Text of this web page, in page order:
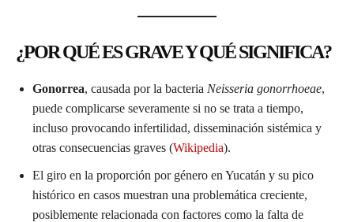
¿POR QUÉ ES GRAVE Y QUÉ SIGNIFICA?
Gonorrea, causada por la bacteria Neisseria gonorrhoeae,
puede complicarse severamente si no se trata a tiempo,
incluso provocando infertilidad, disseminación sistémica y
otras consecuencias graves (Wikipedia).
El giro en la proporción por género en Yucatán y su pico
histórico en casos muestran una problemática creciente,
posiblemente relacionada con factores como la falta de